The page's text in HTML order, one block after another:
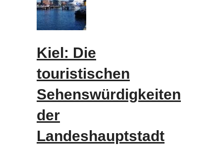
Kiel: Die
touristischen
Sehenswürdigkeiten
der
Landeshauptstadt